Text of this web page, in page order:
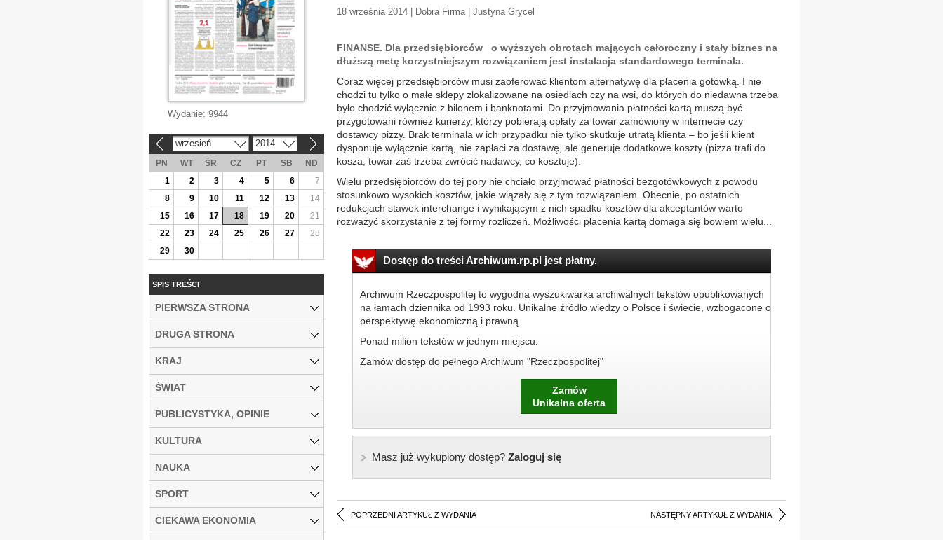
18 września 2014 | Dobra Firma | Justyna Grycel
FINANSE. Dla przedsiębiorców o wyższych obrotach mających całoroczny i stały biznes na
dłuższą metę korzystniejszym rozwiązaniem jest instalacja standardowego terminala.
Coraz więcej przedsiębiorców musi zaoferować klientom alternatywę dla płacenia gotówką. I nie
chodzi tu tylko o małe sklepy zlokalizowane na osiedlach czy na wsi, do których do niedawna trzeba
było chodzić wyłącznie z bilonem i banknotami. Do przyjmowania płatności kartą muszą być
przygotowani również kurierzy, którzy pobierają opłaty za towar zamówiony w internecie czy
dostawcy pizzy. Brak terminala w ich przypadku nie tylko skutkuje utratą klienta – bo jeśli klient
dysponuje wyłącznie kartą, nie zapłaci za dostawę, ale generuje dodatkowe koszty (pizza trafi do
kosza, towar zaś trzeba zwrócić nadawcy, co kosztuje).
Wielu przedsiębiorców do tej pory nie chciało przyjmować płatności bezgotówkowych z powodu
stosunkowo wysokich kosztów, jakie wiązały się z tym rozwiązaniem. Obecnie, po ostatnich
redukcjach stawek interchange i wynikającym z nich spadku kosztów dla akceptantów warto
rozważyć skorzystanie z tej formy rozliczeń. Możliwości płacenia kartą domaga się bowiem wielu...
Dostęp do treści Archiwum.rp.pl jest płatny.
Archiwum Rzeczpospolitej to wygodna wyszukiwarka archiwalnych tekstów opublikowanych
na łamach dziennika od 1993 roku. Unikalne źródło wiedzy o Polsce i świecie, wzbogacone o
perspektywę ekonomiczną i prawną.
Ponad milion tekstów w jednym miejscu.
Zamów dostęp do pełnego Archiwum "Rzeczpospolitej"
Zamów
Unikalna oferta
Masz już wykupiony dostęp?Zaloguj się
POPRZEDNI ARTYKUŁ Z WYDANIA NASTĘPNY ARTYKUŁ Z WYDANIA
Wydanie: 9944
wrzesień 2014
PN WT ŚR CZ PT SB
ND
1
2 3 4 5 6
7
8
9 10 11 12 13
14
15
16 17 18 19 20
21
22
23 24 25 26 27
28
29
30
SPIS TREŚCI
PIERWSZA STRONA
DRUGA STRONA
KRAJ
ŚWIAT
PUBLICYSTYKA, OPINIE
KULTURA
NAUKA
SPORT
CIEKAWA EKONOMIA